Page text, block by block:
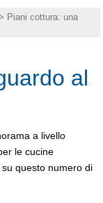
Piani cottura: una
al
a livello
le cucine
questo numero di